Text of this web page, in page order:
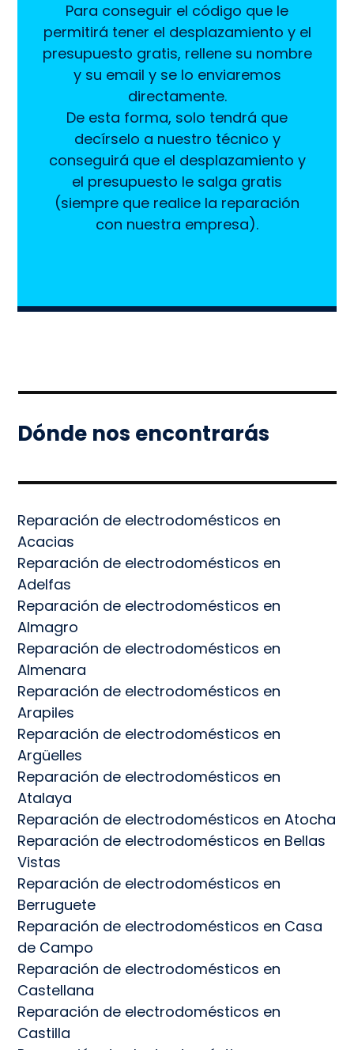
Para conseguir el código que le
permitirá tener el desplazamiento y el
presupuesto gratis, rellene su nombre
y su email y se lo enviaremos
directamente.
De esta forma, solo tendrá que
decírselo a nuestro técnico y
conseguirá que el desplazamiento y
el presupuesto le salga gratis
(siempre que realice la reparación
con nuestra empresa).
Dónde nos encontrarás
Reparación de electrodomésticos en
Acacias
Reparación de electrodomésticos en
Adelfas
Reparación de electrodomésticos en
Almagro
Reparación de electrodomésticos en
Almenara
Reparación de electrodomésticos en
Arapiles
Reparación de electrodomésticos en
Argüelles
Reparación de electrodomésticos en
Atalaya
Reparación de electrodomésticos en Atocha
Reparación de electrodomésticos en Bellas
Vistas
Reparación de electrodomésticos en
Berruguete
Reparación de electrodomésticos en Casa
de Campo
Reparación de electrodomésticos en
Castellana
Reparación de electrodomésticos en
Castilla